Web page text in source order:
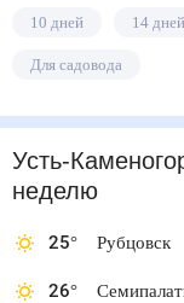
10 дней 14
Для садовода
Усть-
неделю
25° Рубцовск
26°